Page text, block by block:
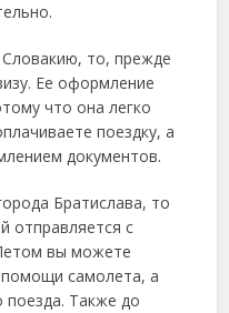
то, прежде
Ее оформление
что она легко
поездку, а
документов.
Братислава, то
отправляется с
вы можете
самолета, а
Также до